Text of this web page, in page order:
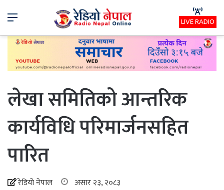
Menu LIVE RADIO
लेखा समितिको आन्तरिक
कार्यविधि परिमार्जनसहित
पारित
रेडियो नेपाल असार २३, २०८३